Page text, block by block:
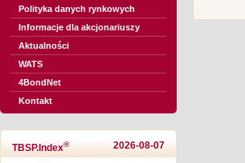
Polityka danych rynkowych
Informacje dla akcjonariuszy
Aktualności
WATS
4BondNet
Kontakt
TBSP.Index® 2026-08-07